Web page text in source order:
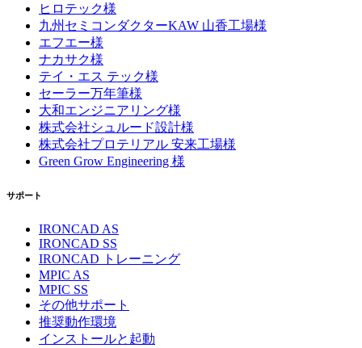
ヒロテック様
九州セミコンダクターKAW 山香工場様
エフエー様
ナカサク様
テイ・エス テック様
セーラー万年筆様
大和エンジニアリング様
株式会社シュルード設計様
株式会社プロテリアル 安来工場様
Green Grow Engineering 様
サポート
IRONCAD AS
IRONCAD SS
IRONCAD トレーニング
MPIC AS
MPIC SS
その他サポート
推奨動作環境
インストールと起動